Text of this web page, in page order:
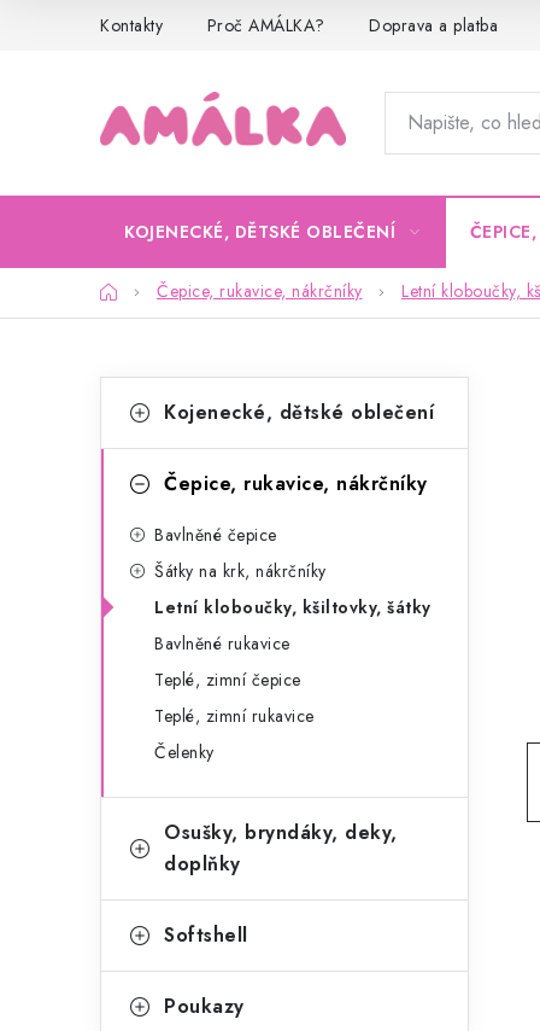
Kontakty Proč AMÁLKA? Doprava a platba
KOJENECKÉ, DĚTSKÉ OBLEČENÍ
DomůČepice, rukavice, nákrčníky Letní kloboučky,
o
a
p
n
kategorie
a
o
Kojenecké, dětské oblečení
Čepice, rukavice, nákrčníky
Bavlněné čepice
Šátky na krk, nákrčníky
Letní kloboučky, kšiltovky, šátky
Bavlněné rukavice
Teplé, zimní čepice
Teplé, zimní rukavice
Čelenky
Osušky, bryndáky, deky,
doplňky
Softshell
Poukazy